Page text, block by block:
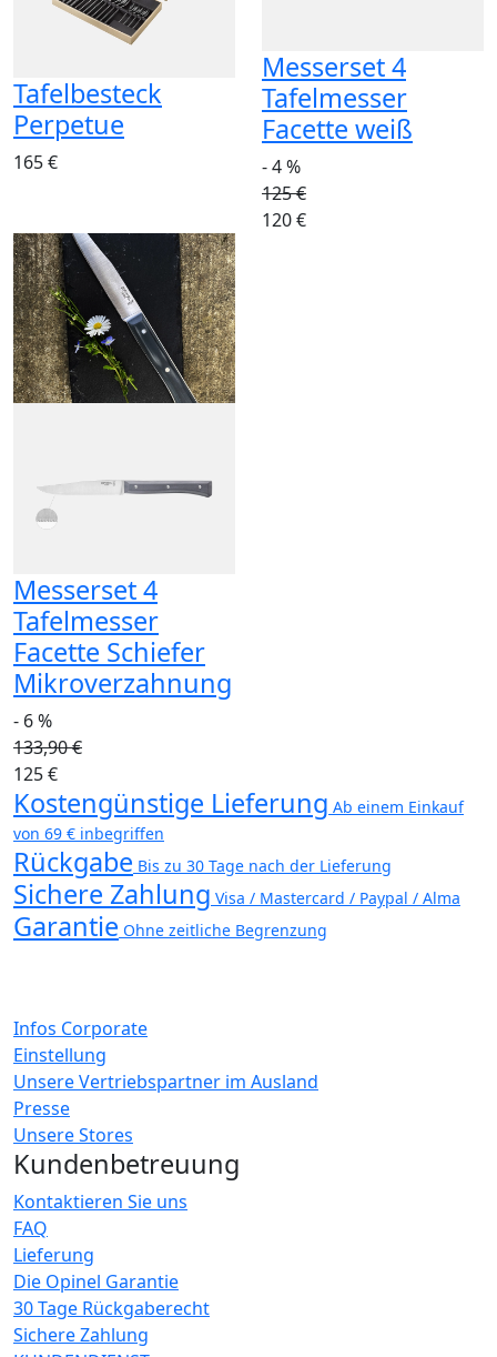
Tafelbesteck
Perpetue
165 €
Messerset 4
Tafelmesser
Facette weiß
- 4 %
125 €
120 €
Messerset 4
Tafelmesser
Facette Schiefer
Mikroverzahnung
- 6 %
133,90 €
125 €
Kostengünstige Lieferung Ab einem Einkauf
von 69 € inbegriffen
Rückgabe Bis zu 30 Tage nach der Lieferung
Sichere Zahlung Visa / Mastercard / Paypal / Alma
Garantie Ohne zeitliche Begrenzung
Infos Corporate
Einstellung
Unsere Vertriebspartner im Ausland
Presse
Unsere Stores
Kundenbetreuung
Kontaktieren Sie uns
FAQ
Lieferung
Die Opinel Garantie
30 Tage Rückgaberecht
Sichere Zahlung